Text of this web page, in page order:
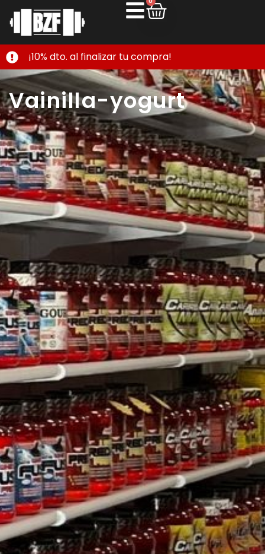
¡10% dto. al finalizar tu compra!
Vainilla-yogurt